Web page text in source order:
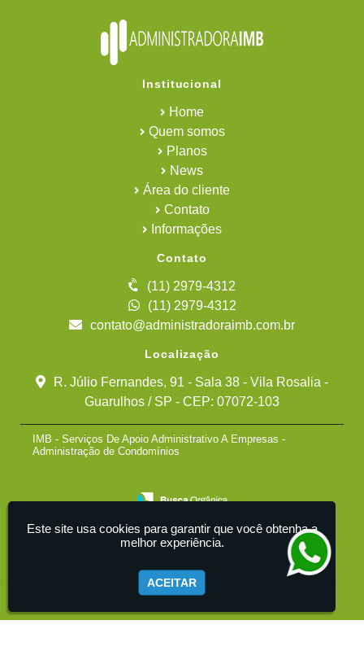
Institucional
Home
Quem somos
Planos
News
Área do cliente
Contato
Informações
Contato
(11) 2979-4312
(11) 2979-4312
contato@administradoraimb.com.br
Localização
R. Júlio Fernandes, 91 - Sala 38 - Vila Rosalia -
Guarulhos / SP - CEP: 07072-103
IMB - Serviços De Apoio Administrativo A Empresas -
Administração de Condomínios
Este site usa cookies para garantir que você obtenha a
melhor experiência.
ACEITAR